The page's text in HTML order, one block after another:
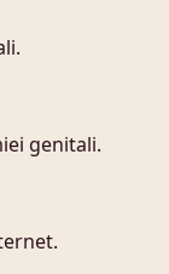
genitali.